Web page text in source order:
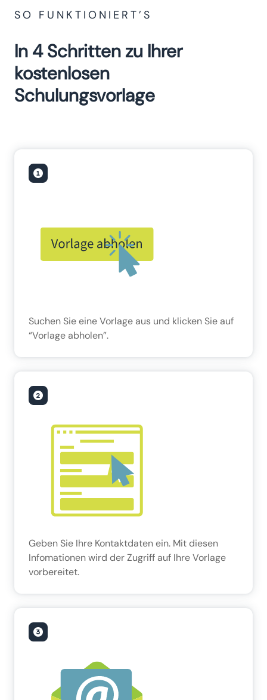
SO FUNKTIONIERT’S
In 4 Schritten zu Ihrer
kostenlosen
Schulungsvorlage
Suchen Sie eine Vorlage aus und klicken Sie auf
“Vorlage abholen”.
Geben Sie Ihre Kontaktdaten ein. Mit diesen
Infomationen wird der Zugriff auf Ihre Vorlage
vorbereitet.